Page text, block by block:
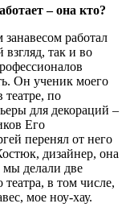
– она кто?
работал
так и во
Он ученик моего
театре, по
для декораций –
Его
перенял от него
дизайнер, она
мы делали две
в том числе,
мое ноу-хау.